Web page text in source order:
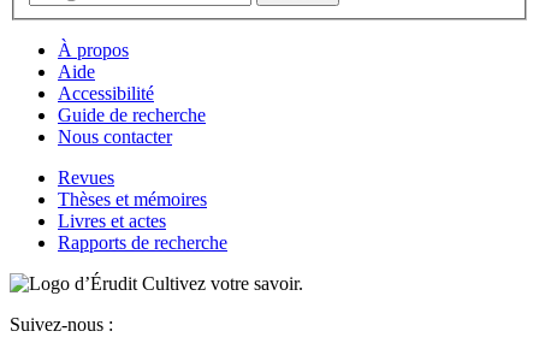
À propos
Aide
Accessibilité
Guide de recherche
Nous contacter
Revues
Thèses et mémoires
Livres et actes
Rapports de recherche
Cultivez votre savoir.
Suivez-nous :